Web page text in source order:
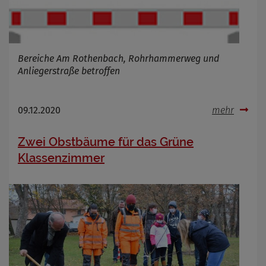
Bereiche Am Rothenbach, Rohrhammerweg und
Anliegerstraße betroffen
09.12.2020 mehr
Zwei Obstbäume für das Grüne
Klassenzimmer